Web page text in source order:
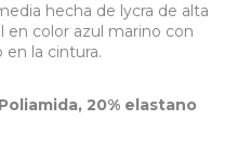
hecha de lycra de alta
en color azul marino con
en la cintura.
20% elastano